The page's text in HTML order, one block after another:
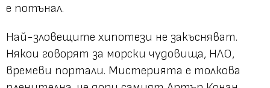
е потънал.
Най-зловещите хипотези не закъсняват.
Някои говорят за морски чудовища, НЛО,
времеви портали. Мистерията е толкова